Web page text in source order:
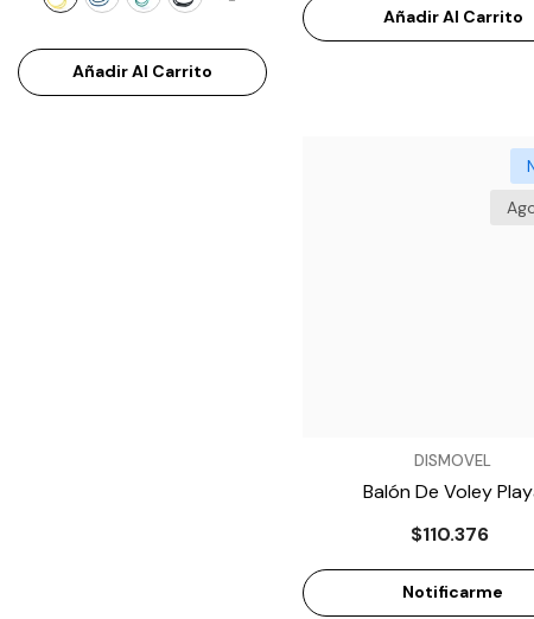
Añadir Al Carrito
Añadir Al Carrito
DISMOVEL
Balón De Voley
MoltenMS500-
$110.376
Notificarme